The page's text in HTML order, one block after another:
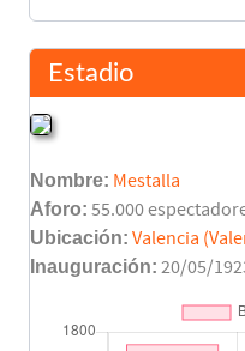
Estadio
Nombre: Mestalla
Aforo: 55.000
Ubicación: Valencia
Inauguración: 20/05/